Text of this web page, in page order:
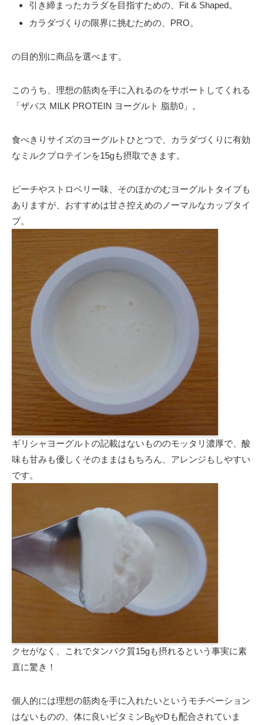
引き締まったカラダを目指すための、Fit & Shaped。
カラダづくりの限界に挑むための、PRO。
の目的別に商品を選べます。
このうち、理想の筋肉を手に入れるのをサポートしてくれる
「ザバス MILK PROTEIN ヨーグルト 脂肪0」。
食べきりサイズのヨーグルトひとつで、カラダづくりに有効
なミルクプロテインを15gも摂取できます。
ピーチやストロベリー味、そのほかのむヨーグルトタイプも
ありますが、おすすめは甘さ控えめのノーマルなカップタイ
プ。
ギリシャヨーグルトの記載はないもののモッタリ濃厚で、酸
味も甘みも優しくそのままはもちろん、アレンジもしやすい
です。
クセがなく、これでタンパク質15gも摂れるという事実に素
直に驚き！
個人的には理想の筋肉を手に入れたいというモチベーション
はないものの、体に良いビタミンB6やDも配合されていま